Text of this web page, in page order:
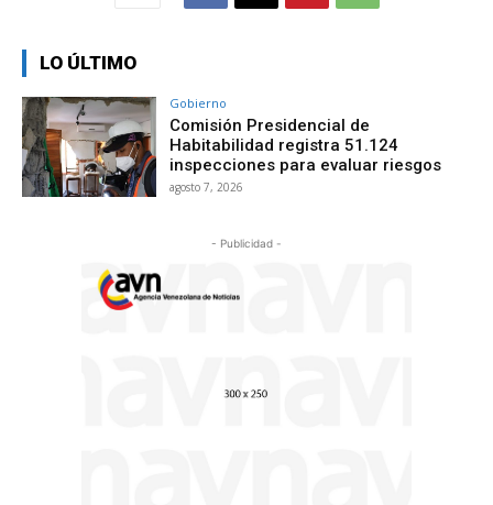
LO ÚLTIMO
Gobierno
Comisión Presidencial de
Habitabilidad registra 51.124
inspecciones para evaluar riesgos
agosto 7, 2026
- Publicidad -